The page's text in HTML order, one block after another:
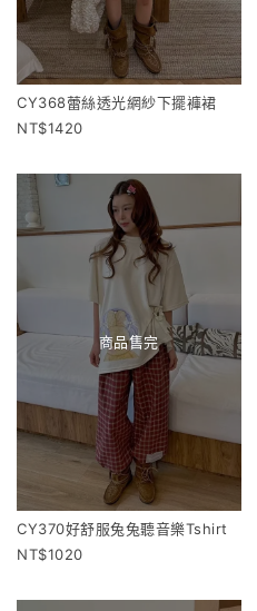
CY368蕾絲透光網紗下擺褲裙
1420
商品售完
CY370好舒服兔兔聽音樂Tshirt
1020